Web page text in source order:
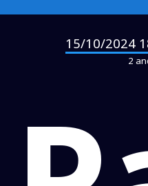
15/10/2024
2